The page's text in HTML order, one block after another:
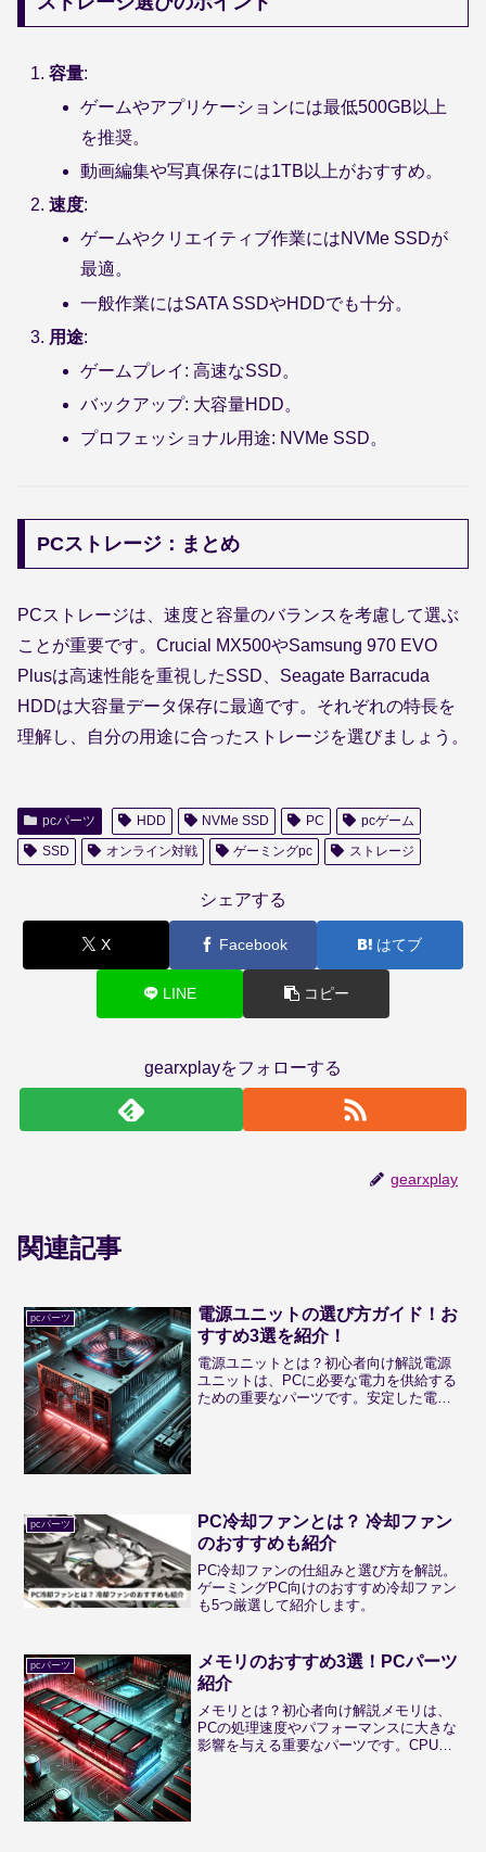
容量:
ゲームやアプリケーションには最低500GB以上
を推奨。
動画編集や写真保存には1TB以上がおすすめ。
速度:
ゲームやクリエイティブ作業にはNVMe SSDが
最適。
一般作業にはSATA SSDやHDDでも十分。
用途:
ゲームプレイ: 高速なSSD。
バックアップ: 大容量HDD。
プロフェッショナル用途: NVMe SSD。
PCストレージ：まとめ
PCストレージは、速度と容量のバランスを考慮して選ぶ
ことが重要です。Crucial MX500やSamsung 970 EVO
Plusは高速性能を重視したSSD、Seagate Barracuda
HDDは大容量データ保存に最適です。それぞれの特長を
理解し、自分の用途に合ったストレージを選びましょう。
pcパーツ HDD NVMe SSD PC
pcゲーム
SSD
オンライン対戦 ゲーミングpc ストレージ
シェアする
X Facebook はてブ
LINE コピー
gearxplayをフォローする
gearxplay
関連記事
pcパーツ
電源ユニットの選び方ガイド！お
すすめ3選を紹介！
電源ユニットとは？初心者向け解説電源
ユニットは、PCに必要な電力を供給する
ための重要なパーツです。安定した電力
pcパーツ
PC冷却ファンとは？ 冷却ファン
のおすすめも紹介
PC冷却ファンの仕組みと選び方を解説。
ゲーミングPC向けのおすすめ冷却ファン
も5つ厳選して紹介します。
pcパーツ
メモリのおすすめ3選！PCパーツ
紹介
メモリとは？初心者向け解説メモリは、
PCの処理速度やパフォーマンスに大きな
影響を与える重要なパーツです。CPUや